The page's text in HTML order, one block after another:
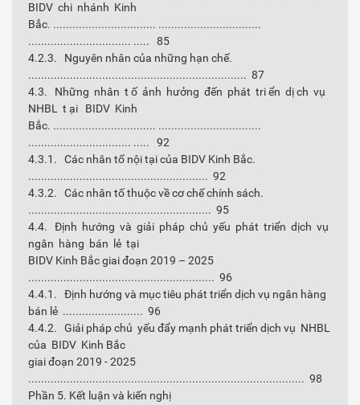
BIDV chi nhánh Kinh
Bắc. ................................ ................................
................................ ..... 85
4.2.3. Nguyên nhân của những hạn chế.
.................................................................... 87
4.3. Những nhân t ố ảnh hưởng đến phát tri ển dị ch vụ
NHBL t ại BIDV Kinh
Bắc. ................................ ................................
................................ ..... 92
4.3.1. Các nhân tố nội tại của BIDV Kinh Bắc.
........................................................ 92
4.3.2. Các nhân tố thuộc về cơ chế chính sách.
......................................................... 95
4.4. Định hướng và giải pháp chủ yếu phát triển dịch vụ
ngân hàng bán lẻ tại
BIDV Kinh Bắc giai đoạn 2019 – 2025
.......................................................... 96
4.4.1. Định hướng và mục tiêu phát triển dịch vụ ngân hàng
bán lẻ ......................... 96
4.4.2. Giải pháp chủ yếu đẩy mạnh phát triển dịch vụ NHBL
của BIDV Kinh Bắc
giai đoạn 2019 - 2025
...................................................................................... 98
Phần 5. Kết luận và kiến nghị